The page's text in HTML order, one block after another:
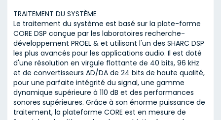
TRAITEMENT DU SYSTÈME
Le traitement du système est basé sur la plate-forme
CORE DSP conçue par les laboratoires recherche-
développement PROEL & et utilisant l'un des SHARC DSP
les plus avancés pour les applications audio. Il est doté
d'une résolution en virgule flottante de 40 bits, 96 kHz
et de convertisseurs AD/DA de 24 bits de haute qualité,
pour une parfaite intégrité du signal, une gamme
dynamique supérieure à 110 dB et des performances
sonores supérieures. Grâce à son énorme puissance de
traitement, la plateforme CORE est en mesure de